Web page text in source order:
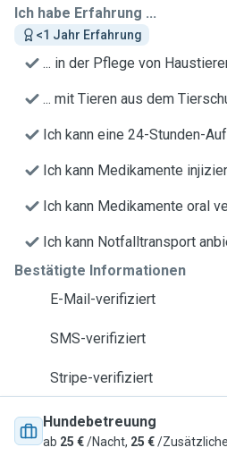
Ich habe Erfahrung ...
<1 Jahr Erfahrung
... in der Pflege von
... mit Tieren aus dem
Ich kann eine 24-Stunden-
Ich kann Medikamente
Ich kann Medikamente oral
Ich kann Notfalltransport
Bestätigte Informationen
E-Mail-verifiziert
SMS-verifiziert
Stripe-verifiziert
Hundebetreuung
ab 25 €/Nacht, 25 €/